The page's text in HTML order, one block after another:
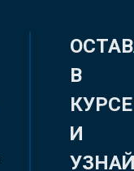
В
КУРСЕ
И